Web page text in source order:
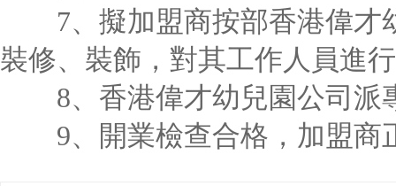
7、擬加盟商按部香港偉才
裝修、裝飾，對其工作人員進
8、香港偉才幼兒園公司派
9、開業檢查合格，加盟商